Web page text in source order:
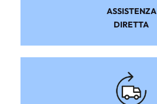
ASSISTENZA
DIRETTA